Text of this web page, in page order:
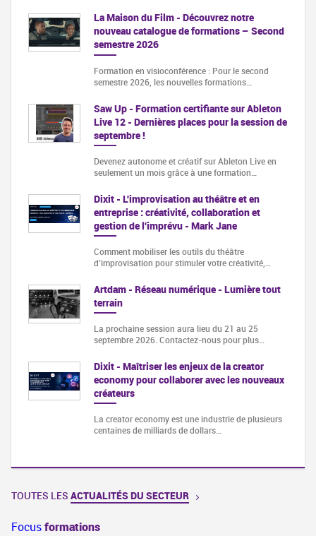
La Maison du Film - Découvrez notre
nouveau catalogue de formations – Second
semestre 2026
Formation en visioconférence : Pour le second
semestre 2026, les nouvelles formations…
Saw Up - Formation certifiante sur Ableton
Live 12 - Dernières places pour la session de
septembre !
Devenez autonome et créatif sur Ableton Live en
seulement un mois grâce à une formation…
Dixit - L'improvisation au théâtre et en
entreprise : créativité, collaboration et
gestion de l'imprévu - Mark Jane
Comment mobiliser les outils du théâtre
d’improvisation pour stimuler votre créativité,…
Artdam - Réseau numérique - Lumière tout
terrain
La prochaine session aura lieu du 21 au 25
septembre 2026. Contactez-nous pour plus…
Dixit - Maîtriser les enjeux de la creator
economy pour collaborer avec les nouveaux
créateurs
La creator economy est une industrie de plusieurs
centaines de milliards de dollars…
TOUTES LES ACTUALITÉS DU SECTEUR
Focusformations